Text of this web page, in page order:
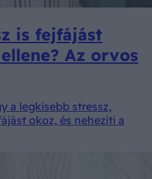
is fejfájást
Az orvos
a legkisebb stressz,
okoz, és nehezíti a